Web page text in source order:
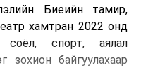
Биеийн тамир,
хамтран 2022 онд
соёл, спорт, аялал
байгуулахаар